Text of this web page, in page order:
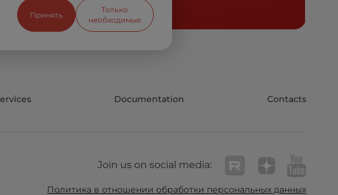
Documentation Contacts
Join us on social media:
Политика в отношении обработки персональных данных
Принять
Только
необходимые